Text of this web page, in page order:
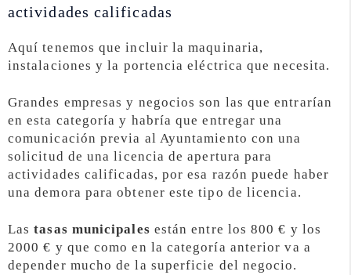
actividades calificadas
Aquí tenemos que incluir la maquinaria,
instalaciones y la portencia eléctrica que necesita.
Grandes empresas y negocios son las que entrarían
en esta categoría y habría que entregar una
comunicación previa al Ayuntamiento con una
solicitud de una licencia de apertura para
actividades calificadas, por esa razón puede haber
una demora para obtener este tipo de licencia.
Lastasas municipales están entre los 800 € y los
2000 € y que como en la categoría anterior va a
depender mucho de la superficie del negocio.